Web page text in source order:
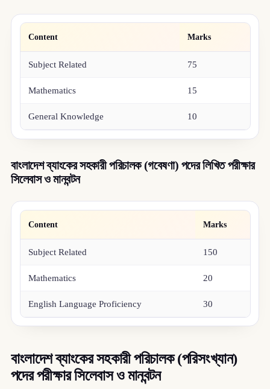
Content Marks
Subject Related 75
Mathematics 15
General Knowledge 10
বাংলাদেশ ব্যাংকের সহকারী পরিচালক (গবেষণা) পদের লিখিত পরীক্ষার
সিলেবাস ও মানবন্টন
Content Marks
Subject Related 150
Mathematics 20
English Language Proficiency 30
বাংলাদেশ ব্যাংকের সহকারী পরিচালক (পরিসংখ্যান)
পদের পরীক্ষার সিলেবাস ও মানবন্টন